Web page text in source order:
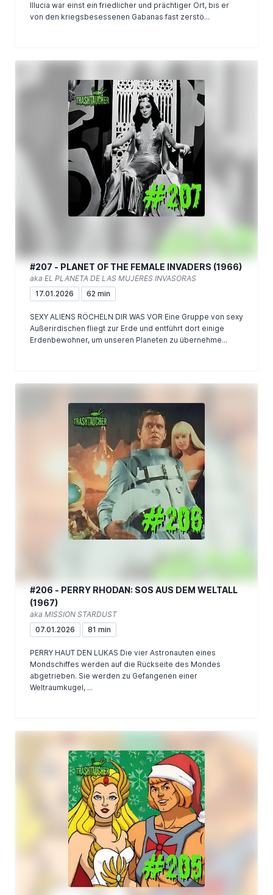
Illucia war einst ein friedlicher und prächtiger Ort, bis er
von den kriegsbesessenen Gabanas fast zerstö...
#207 - PLANET OF THE FEMALE INVADERS (1966)
aka EL PLANETA DE LAS MUJERES INVASORAS
17.01.2026
62 min
SEXY ALIENS RÖCHELN DIR WAS VOR Eine Gruppe von sexy
Außerirdischen fliegt zur Erde und entführt dort einige
Erdenbewohner, um unseren Planeten zu übernehme...
#206 - PERRY RHODAN: SOS AUS DEM WELTALL
(1967)
aka MISSION STARDUST
07.01.2026
81 min
PERRY HAUT DEN LUKAS Die vier Astronauten eines
Mondschiffes werden auf die Rückseite des Mondes
abgetrieben. Sie werden zu Gefangenen einer
Weltraumkugel, ...